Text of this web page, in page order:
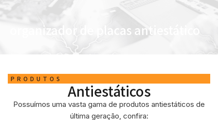
organizador de placas antiestático
PRODUTOS
Antiestáticos
Possuímos uma vasta gama de produtos antiestáticos de
última geração, confira: